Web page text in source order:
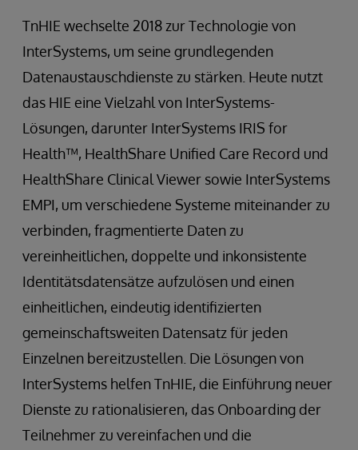
TnHIE wechselte 2018 zur Technologie von
InterSystems, um seine grundlegenden
Datenaustauschdienste zu stärken. Heute nutzt
das HIE eine Vielzahl von InterSystems-
Lösungen, darunter InterSystems IRIS for
Health™, HealthShare Unified Care Record und
HealthShare Clinical Viewer sowie InterSystems
EMPI, um verschiedene Systeme miteinander zu
verbinden, fragmentierte Daten zu
vereinheitlichen, doppelte und inkonsistente
Identitätsdatensätze aufzulösen und einen
einheitlichen, eindeutig identifizierten
gemeinschaftsweiten Datensatz für jeden
Einzelnen bereitzustellen. Die Lösungen von
InterSystems helfen TnHIE, die Einführung neuer
Dienste zu rationalisieren, das Onboarding der
Teilnehmer zu vereinfachen und die